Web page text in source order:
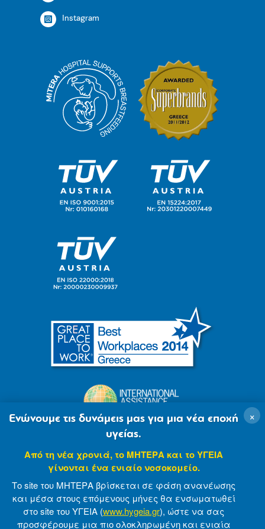
Instagram
© 2007-2021 MITERA S.A Privacy Policy
×
Ενώνουμε τις δυνάμεις μας για μια νέα εποχή
υγείας.
Από τη νέα χρονιά, το ΜΗΤΕΡΑ και το ΥΓΕΙΑ
γίνονται ένα ενιαίο νοσοκομείο.
Το site του ΜΗΤΕΡΑ βρίσκεται σε φάση ανανέωσης
και μέσα στους επόμενους μήνες θα ενσωματωθεί
στο site του ΥΓΕΙΑ (www.hygeia.gr), ώστε να σας
προσφέρουμε μια πιο ολοκληρωμένη και ενιαία